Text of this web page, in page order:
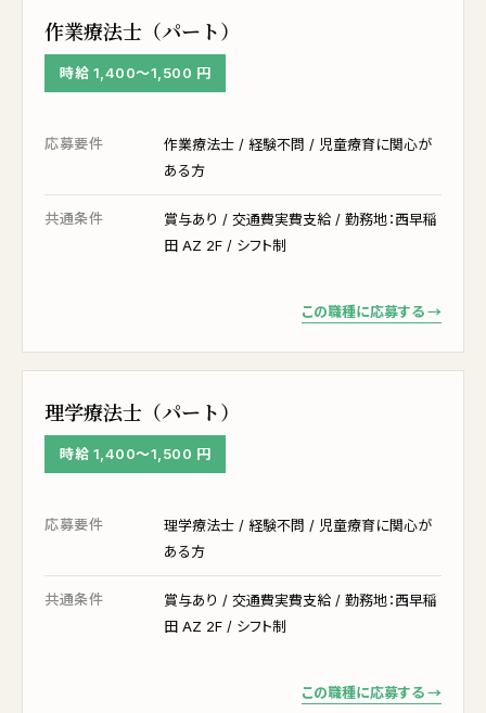
作業療法士（パート）
時給 1,400〜1,500 円
応募要件
作業療法士 / 経験不問 / 児童療育に関心が
ある方
共通条件
賞与あり / 交通費実費支給 / 勤務地：西早稲
田 AZ 2F / シフト制
この職種に応募する →
理学療法士（パート）
時給 1,400〜1,500 円
応募要件
理学療法士 / 経験不問 / 児童療育に関心が
ある方
共通条件
賞与あり / 交通費実費支給 / 勤務地：西早稲
田 AZ 2F / シフト制
この職種に応募する →